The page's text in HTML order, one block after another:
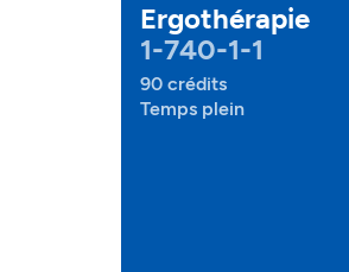
Ergothérapie
1-740-1-1
90 crédits
Temps plein